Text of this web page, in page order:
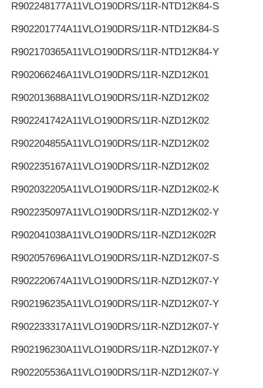
R902248177A11VLO190DRS/11R-NTD12K84-S
R902201774A11VLO190DRS/11R-NTD12K84-S
R902170365A11VLO190DRS/11R-NTD12K84-Y
R902066246A11VLO190DRS/11R-NZD12K01
R902013688A11VLO190DRS/11R-NZD12K02
R902241742A11VLO190DRS/11R-NZD12K02
R902204855A11VLO190DRS/11R-NZD12K02
R902235167A11VLO190DRS/11R-NZD12K02
R902032205A11VLO190DRS/11R-NZD12K02-K
R902235097A11VLO190DRS/11R-NZD12K02-Y
R902041038A11VLO190DRS/11R-NZD12K02R
R902057696A11VLO190DRS/11R-NZD12K07-S
R902220674A11VLO190DRS/11R-NZD12K07-Y
R902196235A11VLO190DRS/11R-NZD12K07-Y
R902233317A11VLO190DRS/11R-NZD12K07-Y
R902196230A11VLO190DRS/11R-NZD12K07-Y
R902205536A11VLO190DRS/11R-NZD12K07-Y